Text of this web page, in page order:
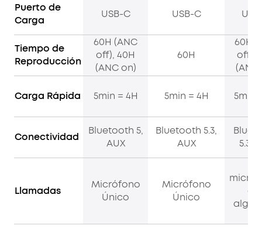
Puerto de
Carga
USB-C USB-C
Tiempo de
Reproducción
60H (ANC
off), 40H
(ANC on)
60H
60H
off),
(ANC
Carga Rápida 5min = 4H 5min = 4H 5min
Conectividad
Bluetooth 5,
AUX
Bluetooth 5.3,
AUX
5.3,
Llamadas
Micrófono
Único
Micrófono
Único